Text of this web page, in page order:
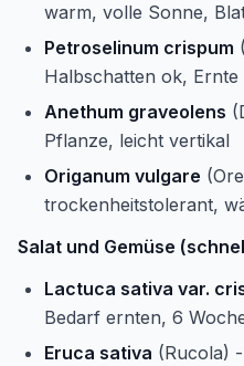
warm, volle Sonne,
Petroselinum crispum
Halbschatten ok,
Anethum graveolens
Pflanze, leicht vertikal
Origanum vulgare
trockenheitstolerant,
Salat und Gemüse
Lactuca sativa var.
Bedarf ernten, 6
Eruca sativa (Rucola)